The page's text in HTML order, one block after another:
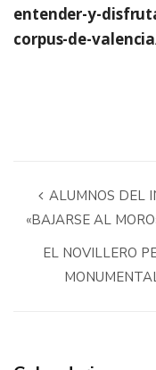
entender-y-
corpus-de-
ALUMNOS DEL
«BAJARSE AL
EL NOVILLERO